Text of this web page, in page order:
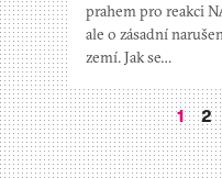
prahem pro reakci
ale o zásadní
zemí. Jak se…
1 2